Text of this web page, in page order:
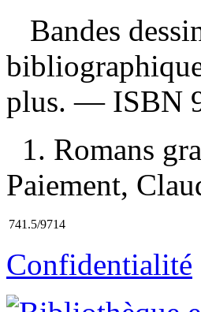
Bandes
plus. — ISBN
1. Romans
Paiement,
741.5/9714
Confidentialité